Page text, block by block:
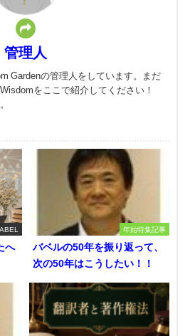
管理人
Gardenの管理人をしています。まだ
をここで紹介してください！
へ
年始特集記事
バベルの50年を振り返って、
次の50年はこうしたい！！